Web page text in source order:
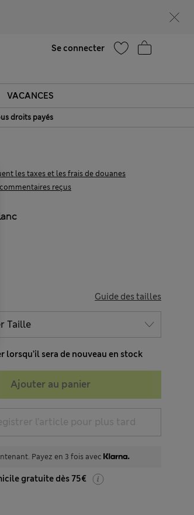
Se connecter
VACANCES
droits payés
commentaires reçus
les taxes et les frais de douanes
Guide des tailles
lorsqu’il sera de nouveau en stock
Ajouter au panier
l’article pour plus tard
Payez en 3 fois avec
gratuite dès 75€